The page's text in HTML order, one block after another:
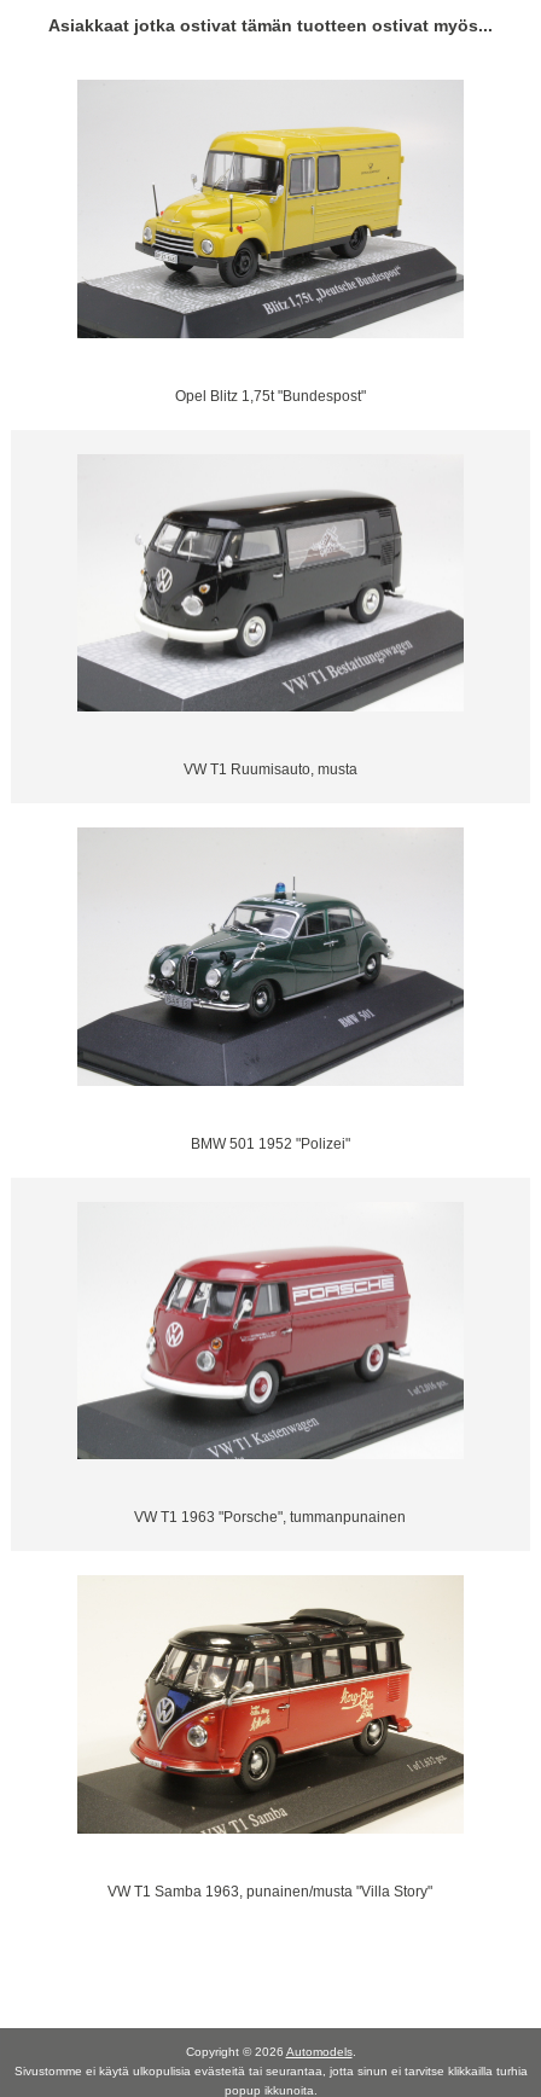
Asiakkaat jotka ostivat tämän tuotteen ostivat myös...
Opel Blitz 1,75t "Bundespost"
VW T1 Ruumisauto, musta
BMW 501 1952 "Polizei"
VW T1 1963 "Porsche", tummanpunainen
VW T1 Samba 1963, punainen/musta "Villa Story"
Copyright © 2026 Automodels.
Sivustomme ei käytä ulkopulisia evästeitä tai seurantaa, jotta sinun ei tarvitse klikkailla turhia
popup ikkunoita.